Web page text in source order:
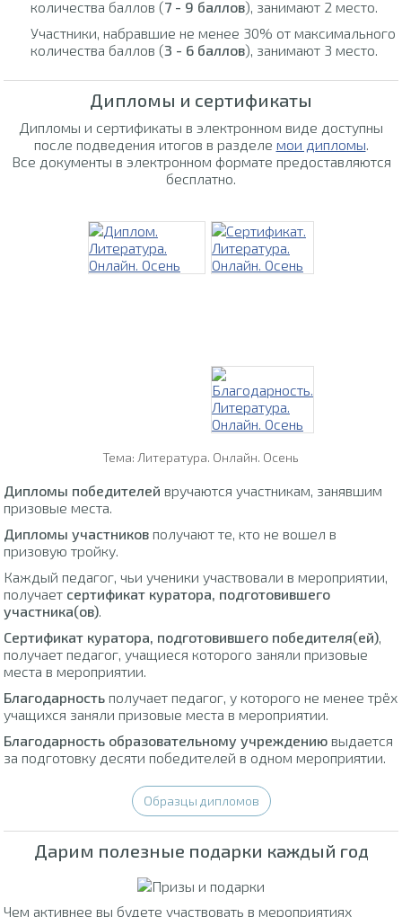
количества баллов (7 - 9 баллов), занимают 2 место.
Участники, набравшие не менее 30% от максимального
количества баллов (3 - 6 баллов), занимают 3 место.
Дипломы и сертификаты
Дипломы и сертификаты в электронном виде доступны
после подведения итогов в разделе мои дипломы.
Все документы в электронном формате предоставляются
бесплатно.
Тема: Литература. Онлайн. Осень
Дипломы победителей вручаются участникам, занявшим
призовые места.
Дипломы участников получают те, кто не вошел в
призовую тройку.
Каждый педагог, чьи ученики участвовали в мероприятии,
получает сертификат куратора, подготовившего
участника(ов)
Сертификат куратора, подготовившего победителя(ей)
получает педагог, учащиеся которого заняли призовые
места в мероприятии.
Благодарность получает педагог, у которого не менее трёх
учащихся заняли призовые места в мероприятии.
Благодарность образовательному учреждению выдается
за подготовку десяти победителей в одном мероприятии.
Образцы дипломов
Дарим полезные подарки каждый год
Чем активнее вы будете участвовать в мероприятиях